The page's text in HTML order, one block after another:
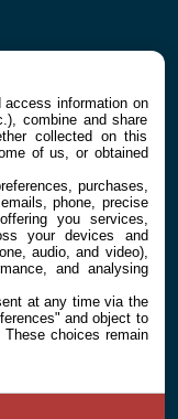
access information on
combine and share
collected on this
of us, or obtained
purchases,
phone, precise
you services,
your devices and
audio, and video),
and analysing
at any time via the
and object to
choices remain